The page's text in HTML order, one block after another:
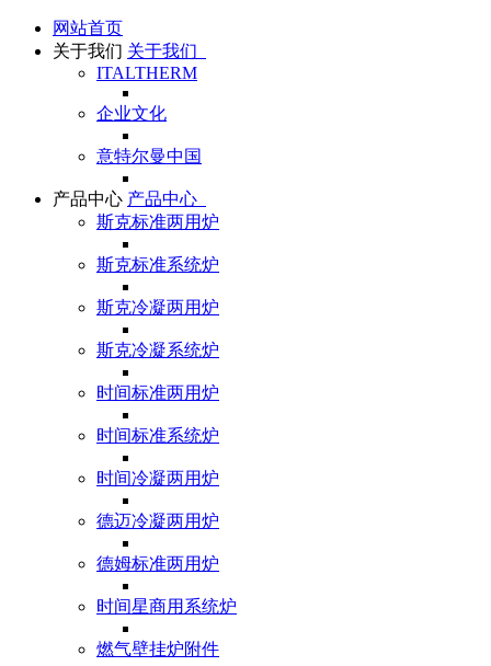
网站首页
关于我们 关于我们
ITALTHERM
企业文化
意特尔曼中国
产品中心 产品中心
斯克标准两用炉
斯克标准系统炉
斯克冷凝两用炉
斯克冷凝系统炉
时间标准两用炉
时间标准系统炉
时间冷凝两用炉
德迈冷凝两用炉
德姆标准两用炉
时间星商用系统炉
燃气壁挂炉附件